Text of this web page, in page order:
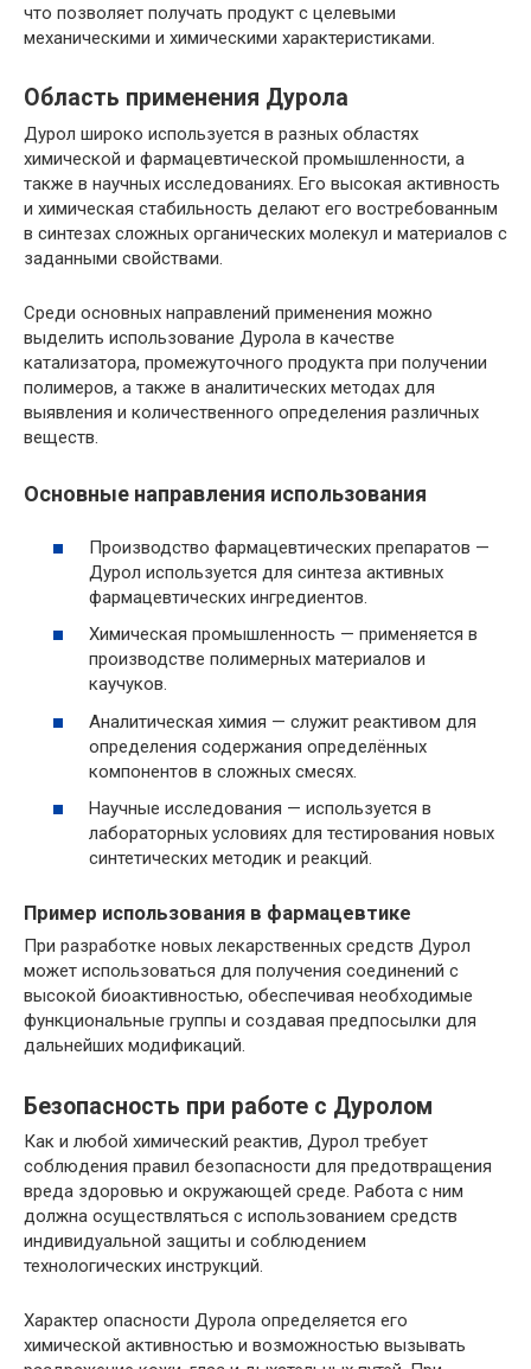
что позволяет получать продукт с целевыми
механическими и химическими характеристиками.
Область применения Дурола
Дурол широко используется в разных областях
химической и фармацевтической промышленности, а
также в научных исследованиях. Его высокая активность
и химическая стабильность делают его востребованным
в синтезах сложных органических молекул и материалов с
заданными свойствами.
Среди основных направлений применения можно
выделить использование Дурола в качестве
катализатора, промежуточного продукта при получении
полимеров, а также в аналитических методах для
выявления и количественного определения различных
веществ.
Основные направления использования
Производство фармацевтических препаратов —
Дурол используется для синтеза активных
фармацевтических ингредиентов.
Химическая промышленность — применяется в
производстве полимерных материалов и
каучуков.
Аналитическая химия — служит реактивом для
определения содержания определённых
компонентов в сложных смесях.
Научные исследования — используется в
лабораторных условиях для тестирования новых
синтетических методик и реакций.
Пример использования в фармацевтике
При разработке новых лекарственных средств Дурол
может использоваться для получения соединений с
высокой биоактивностью, обеспечивая необходимые
функциональные группы и создавая предпосылки для
дальнейших модификаций.
Безопасность при работе с Дуролом
Как и любой химический реактив, Дурол требует
соблюдения правил безопасности для предотвращения
вреда здоровью и окружающей среде. Работа с ним
должна осуществляться с использованием средств
индивидуальной защиты и соблюдением
технологических инструкций.
Характер опасности Дурола определяется его
химической активностью и возможностью вызывать